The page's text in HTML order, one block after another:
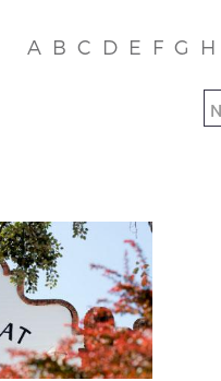
A B C D E F G H